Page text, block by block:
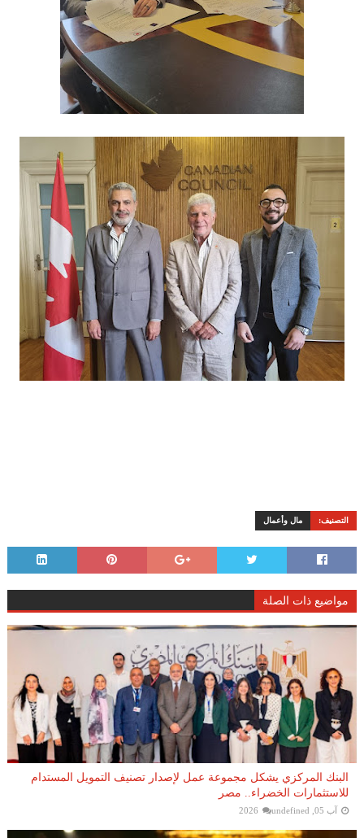
التصنيف: مال وأعمال
مواضيع ذات الصلة
البنك المركزي يشكل مجموعة عمل لإصدار تصنيف التمويل المستدام
للاستثمارات الخضراء.. مصر
آب 05, 2026 undefined